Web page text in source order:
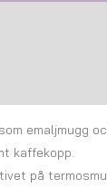
emaljmugg
kaffekopp.
på